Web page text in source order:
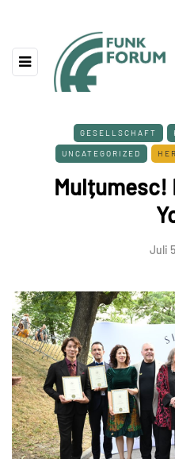
GESELLSCHAFT
UNCATEGORIZED
Mulțumesc!
Juli